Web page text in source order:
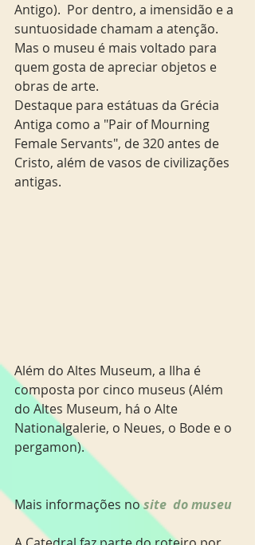
Antigo).  Por dentro, a imensidão e a
suntuosidade chamam a atenção.
Mas o museu é mais voltado para
quem gosta de apreciar objetos e
obras de arte.
Destaque para estátuas da Grécia
Antiga como a "Pair of Mourning
Female Servants", de 320 antes de
Cristo, além de vasos de civilizações
antigas.
Além do Altes Museum, a Ilha é
composta por cinco museus (Além
do Altes Museum, há o Alte
Nationalgalerie, o Neues, o Bode e o
pergamon).
Mais informações no site  do museu